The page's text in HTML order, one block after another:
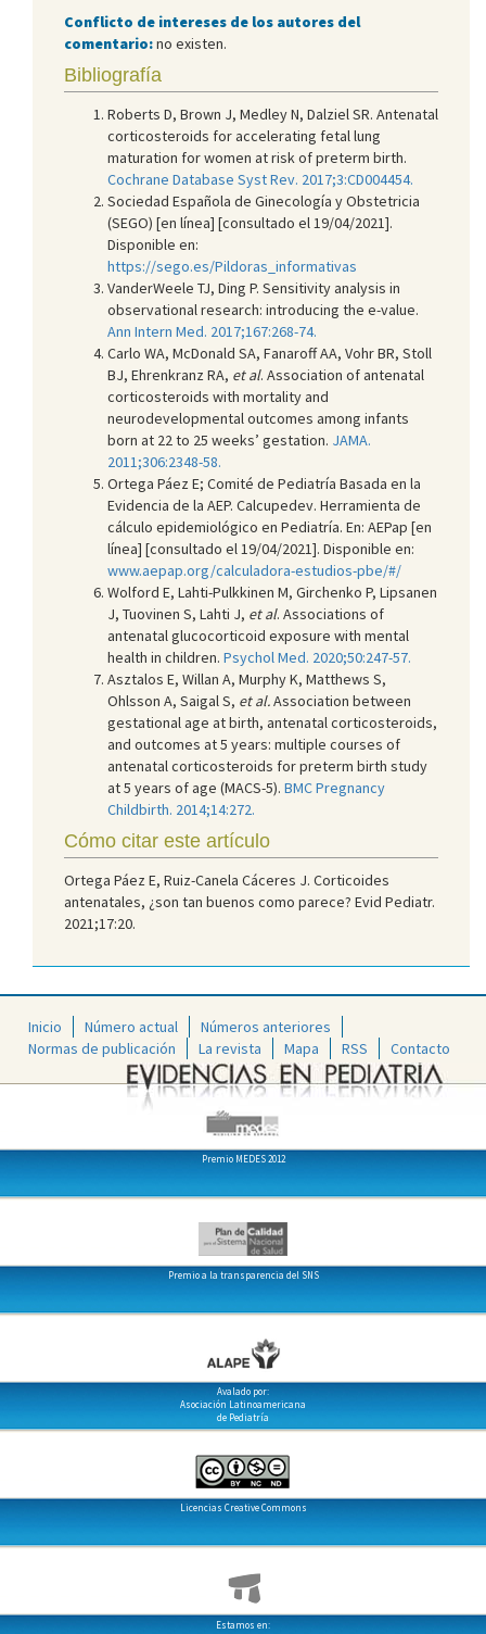
Conflicto de intereses de los autores del
comentario:no existen.
Bibliografía
Roberts D, Brown J, Medley N, Dalziel SR. Antenatal
corticosteroids for accelerating fetal lung
maturation for women at risk of preterm birth.
Cochrane Database Syst Rev. 2017;3:CD004454.
Sociedad Española de Ginecología y Obstetricia
(SEGO) [en línea] [consultado el 19/04/2021].
Disponible en:
https://sego.es/Pildoras_informativas
VanderWeele TJ, Ding P. Sensitivity analysis in
observational research: introducing the e-value.
Ann Intern Med. 2017;167:268-74.
Carlo WA, McDonald SA, Fanaroff AA, Vohr BR, Stoll
BJ, Ehrenkranz RA, et al. Association of antenatal
corticosteroids with mortality and
neurodevelopmental outcomes among infants
born at 22 to 25 weeks’ gestation. JAMA.
2011;306:2348-58.
Ortega Páez E; Comité de Pediatría Basada en la
Evidencia de la AEP. Calcupedev. Herramienta de
cálculo epidemiológico en Pediatría. En: AEPap [en
línea] [consultado el 19/04/2021]. Disponible en:
www.aepap.org/calculadora-estudios-pbe/#/
Wolford E, Lahti-Pulkkinen M, Girchenko P, Lipsanen
J, Tuovinen S, Lahti J, et al. Associations of
antenatal glucocorticoid exposure with mental
health in children. Psychol Med. 2020;50:247-57.
Asztalos E, Willan A, Murphy K, Matthews S,
Ohlsson A, Saigal S, et al.Association between
gestational age at birth, antenatal corticosteroids,
and outcomes at 5 years: multiple courses of
antenatal corticosteroids for preterm birth study
at 5 years of age (MACS-5). BMC Pregnancy
Childbirth. 2014;14:272.
Cómo citar este artículo
Ortega Páez E, Ruiz-Canela Cáceres J. Corticoides
antenatales, ¿son tan buenos como parece? Evid Pediatr.
2021;17:20.
Inicio Número actual
Números anteriores
Normas de publicación
La revista Mapa RSS Contacto
Premio MEDES 2012
Premio a la transparencia del SNS
Avalado por:
Asociación Latinoamericana
de Pediatría
Licencias Creative Commons
Estamos en: